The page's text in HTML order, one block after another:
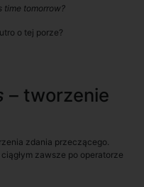
time tomorrow?
o tej porze?
– tworzenie
zdania przeczącego.
zawsze po operatorze